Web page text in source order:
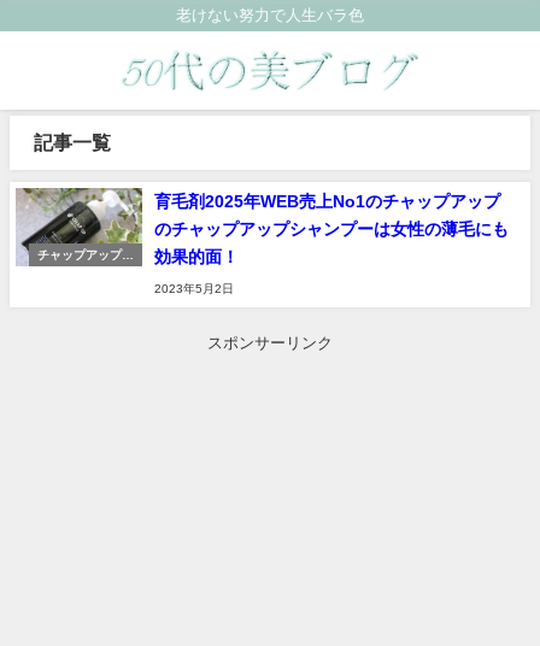
老けない努力で人生バラ色
記事一覧
チャップアップシ
育毛剤2025年WEB売上No1のチャップアップ
のチャップアップシャンプーは女性の薄毛にも
効果的面！
2023年5月2日
スポンサーリンク